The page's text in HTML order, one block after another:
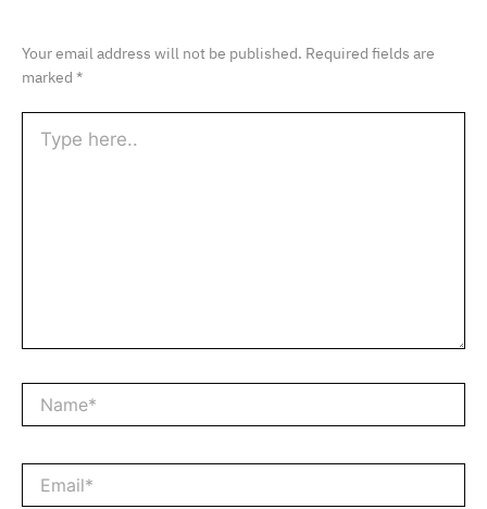
Your email address will not be published. Required fields are
marked *
here..